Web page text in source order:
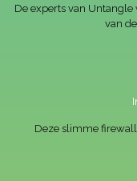
De experts van
van
Deze slimme